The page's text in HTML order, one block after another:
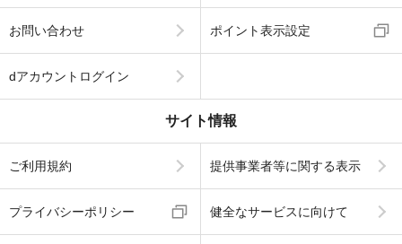
お問い合わせ ポイント表示設定
dアカウントログイン
サイト情報
ご利用規約 提供事業者等に関する表示
プライバシーポリシー 健全なサービスに向けて